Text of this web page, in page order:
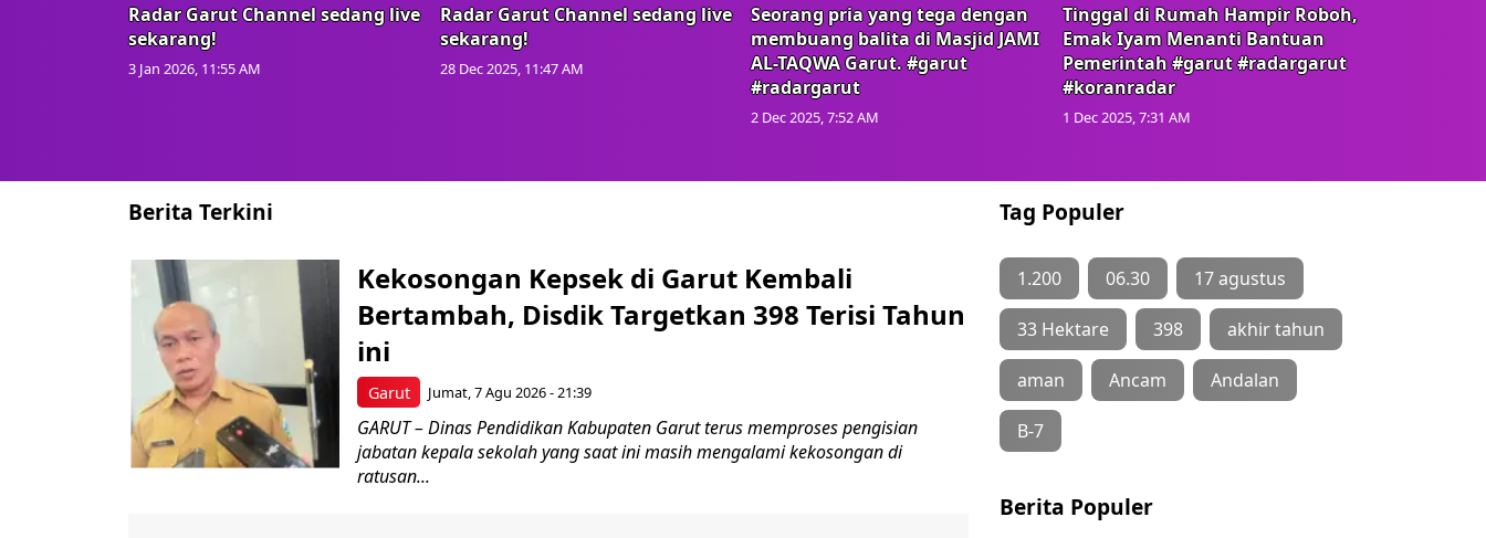
Radar Garut Channel sedang live
sekarang!
3 Jan 2026, 11:55 AM
Radar Garut Channel sedang live
sekarang!
28 Dec 2025, 11:47 AM
Seorang pria yang tega dengan
membuang balita di Masjid JAMI
AL-TAQWA Garut. #garut
#radargarut
2 Dec 2025, 7:52 AM
Tinggal di Rumah Hampir Roboh,
Emak Iyam Menanti Bantuan
Pemerintah #garut #radargarut
#koranradar
1 Dec 2025, 7:31 AM
Berita Terkini
Garut
Kekosongan Kepsek di Garut Kembali
Bertambah, Disdik Targetkan 398 Terisi Tahun
ini
Jumat, 7 Agu 2026 - 21:39
GARUT – Dinas Pendidikan Kabupaten Garut terus memproses pengisian
jabatan kepala sekolah yang saat ini masih mengalami kekosongan di
ratusan...
Tag Populer
1.200 06.30 17 agustus
33 Hektare 398 akhir tahun
aman Ancam Andalan
B-7
Berita Populer